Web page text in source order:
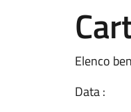
Elenco
Data :